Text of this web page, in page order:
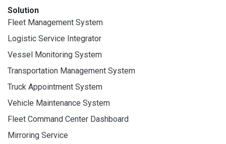
Solution
Fleet Management System
Logistic Service Integrator
Vessel Monitoring System
Transportation Management System
Truck Appointment System
Vehicle Maintenance System
Fleet Command Center Dashboard
Mirroring Service